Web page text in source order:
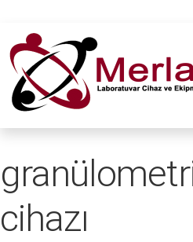
cihazı